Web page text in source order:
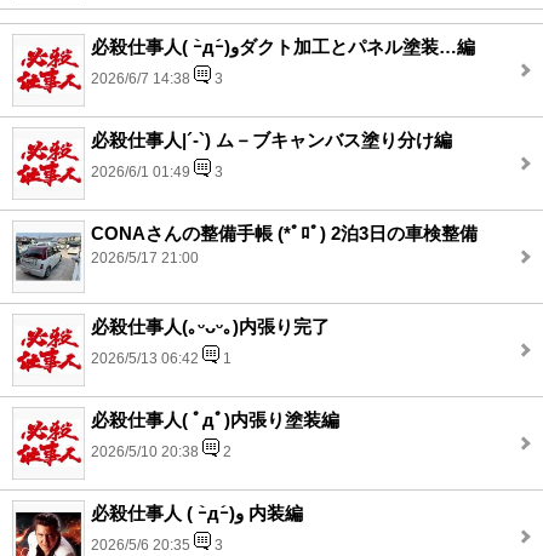
必殺仕事人( ｰ̀дｰ́)وダクト加工とパネル塗装…編
2026/6/7 14:38 3
必殺仕事人|´-`) ム－ブキャンバス塗り分け編
2026/6/1 01:49 3
CONAさんの整備手帳 (*ﾟﾛﾟ) 2泊3日の車検整備
2026/5/17 21:00
必殺仕事人(｡ᵕᴗᵕ｡)内張り完了
2026/5/13 06:42 1
必殺仕事人( ﾟдﾟ)内張り塗装編
2026/5/10 20:38 2
必殺仕事人 ( ｰ̀дｰ́)و 内装編
2026/5/6 20:35 3